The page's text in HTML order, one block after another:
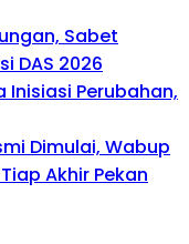
Sabet
DAS 2026
Inisiasi Perubahan,
Dimulai, Wabup
Akhir Pekan